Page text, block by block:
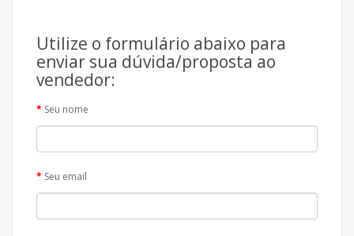
Utilize o formulário abaixo para
enviar sua dúvida/proposta ao
vendedor:
Seu nome
Seu email